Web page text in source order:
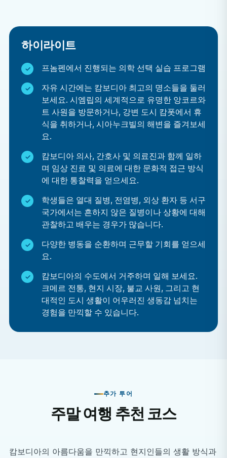
하이라이트
프놈펜에서 진행되는 의학 선택 실습 프로그램
자유 시간에는 캄보디아 최고의 명소들을 둘러
보세요. 시엠립의 세계적으로 유명한 앙코르와
트 사원을 방문하거나, 강변 도시 캄폿에서 휴
식을 취하거나, 시아누크빌의 해변을 즐겨보세
요.
캄보디아 의사, 간호사 및 의료진과 함께 일하
며 임상 진료 및 의료에 대한 문화적 접근 방식
에 대한 통찰력을 얻으세요.
학생들은 열대 질병, 전염병, 외상 환자 등 서구
국가에서는 흔하지 않은 질병이나 상황에 대해
관찰하고 배우는 경우가 많습니다.
다양한 병동을 순환하며 근무할 기회를 얻으세
요.
캄보디아의 수도에서 거주하며 일해 보세요.
크메르 전통, 현지 시장, 불교 사원, 그리고 현
대적인 도시 생활이 어우러진 생동감 넘치는
경험을 만끽할 수 있습니다.
추가 투어
주말 여행 추천 코스
캄보디아의 아름다움을 만끽하고 현지인들의 생활 방식과